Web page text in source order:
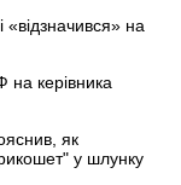
на
на керівника
як
у шлунку